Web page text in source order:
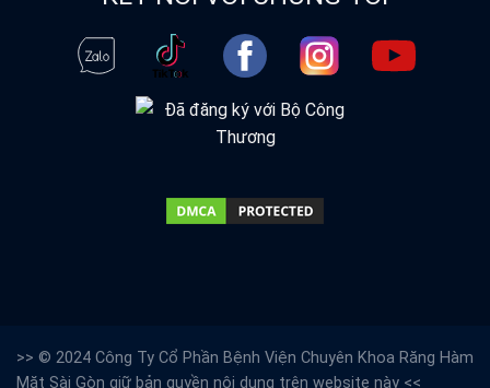
>> © 2024 Công Ty Cổ Phần Bệnh Viện Chuyên Khoa Răng Hàm
Mặt Sài Gòn giữ bản quyền nội dung trên website này <<